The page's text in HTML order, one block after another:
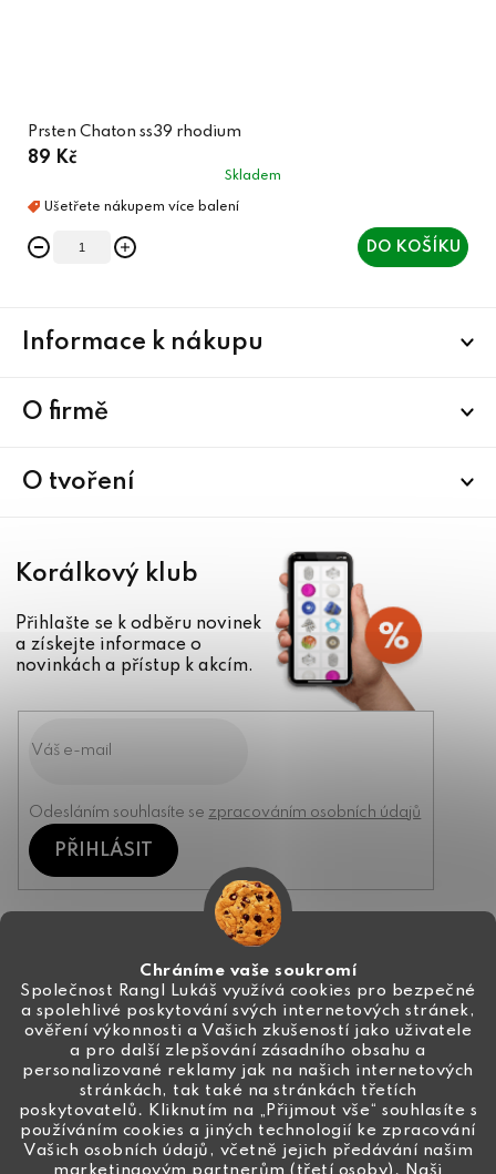
Chráníme vaše soukromí
Společnost Rangl Lukáš využívá cookies pro bezpečné
a spolehlivé poskytování svých internetových stránek,
ověření výkonnosti a Vašich zkušeností jako uživatele
a pro další zlepšování zásadního obsahu a
personalizované reklamy jak na našich internetových
stránkách, tak také na stránkách třetích
poskytovatelů. Kliknutím na „Přijmout vše“ souhlasíte s
používáním cookies a jiných technologií ke zpracování
Vašich osobních údajů, včetně jejich předávání našim
Prsten Chaton ss39 rhodium
89 Kč
Skladem
DO KOŠÍKU
Informace k nákupu
O firmě
O tvoření
Korálkový klub
Přihlašte se k odběru novinek
a získejte informace o
novinkách a přístup k akcím.
Odesláním souhlasíte se zpracováním osobních údajů
PŘIHLÁSIT
info@ceske-koralky.cz
+420 774 444 191